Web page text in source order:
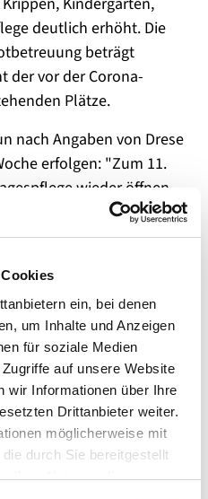
ein, bei denen
um Inhalte und Anzeigen
für soziale Medien
auf unsere Website
wir Informationen über Ihre
Drittanbieter weiter.
möglicherweise mit
durch Sie bereitgestellt
Ihrer Nutzung dieser
deutlich erhöht. Die
beträgt
der vor der Corona-
Plätze.
nach Angaben von Drese
erfolgen: "Zum 11.
wieder öffnen
ausnehmen", so
das Kabinett am
es bereits eine
maximal fünf Kindern,
in der Regel
werden können,
der
einer Entlastung vieler
wieder besser
in der Kindertagespflege